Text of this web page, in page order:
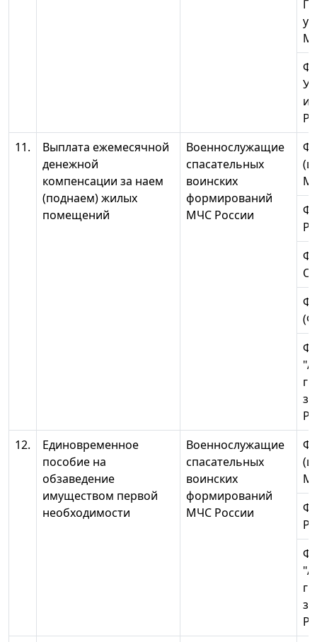
11.
Выплата ежемесячной
денежной
компенсации за наем
(поднаем) жилых
помещений
Военнослужащие
спасательных
воинских
формирований
МЧС России
12.
Единовременное
пособие на
обзаведение
имуществом первой
необходимости
Военнослужащие
спасательных
воинских
формирований
МЧС России